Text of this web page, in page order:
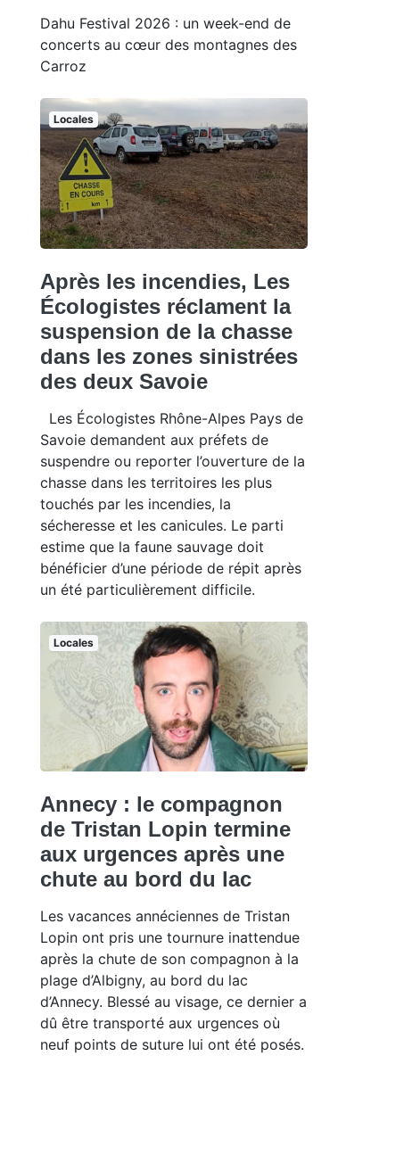
Dahu Festival 2026 : un week-end de
concerts au cœur des montagnes des
Carroz
Locales
Après les incendies, Les
Écologistes réclament la
suspension de la chasse
dans les zones sinistrées
des deux Savoie
Les Écologistes Rhône-Alpes Pays de
Savoie demandent aux préfets de
suspendre ou reporter l’ouverture de la
chasse dans les territoires les plus
touchés par les incendies, la
sécheresse et les canicules. Le parti
estime que la faune sauvage doit
bénéficier d’une période de répit après
un été particulièrement difficile.
Locales
Annecy : le compagnon
de Tristan Lopin termine
aux urgences après une
chute au bord du lac
Les vacances annéciennes de Tristan
Lopin ont pris une tournure inattendue
après la chute de son compagnon à la
plage d’Albigny, au bord du lac
d’Annecy. Blessé au visage, ce dernier a
dû être transporté aux urgences où
neuf points de suture lui ont été posés.